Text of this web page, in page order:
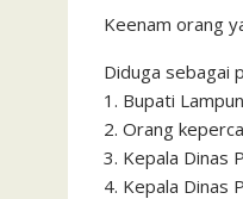
Keenam orang
Diduga sebagai
1. Bupati
2. Orang
3. Kepala Dinas
4. Kepala Dinas